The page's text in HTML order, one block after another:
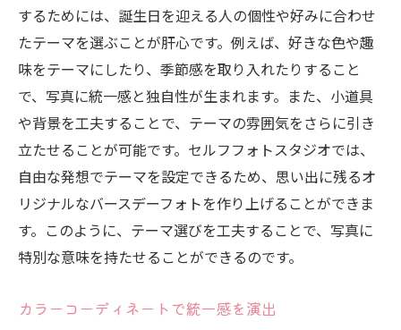
するためには、誕生日を迎える人の個性や好みに合わせ
たテーマを選ぶことが肝心です。例えば、好きな色や趣
味をテーマにしたり、季節感を取り入れたりすること
で、写真に統一感と独自性が生まれます。また、小道具
や背景を工夫することで、テーマの雰囲気をさらに引き
立たせることが可能です。セルフフォトスタジオでは、
自由な発想でテーマを設定できるため、思い出に残るオ
リジナルなバースデーフォトを作り上げることができま
す。このように、テーマ選びを工夫することで、写真に
特別な意味を持たせることができるのです。
カラーコーディネートで統一感を演出